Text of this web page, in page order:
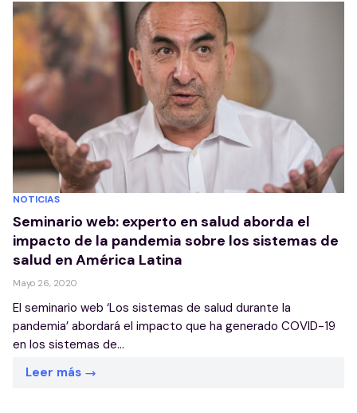
NOTICIAS
Seminario web: experto en salud aborda el
impacto de la pandemia sobre los sistemas de
salud en América Latina
Mayo 26, 2020
El seminario web ‘Los sistemas de salud durante la
pandemia’ abordará el impacto que ha generado COVID-19
en los sistemas de...
Leer más